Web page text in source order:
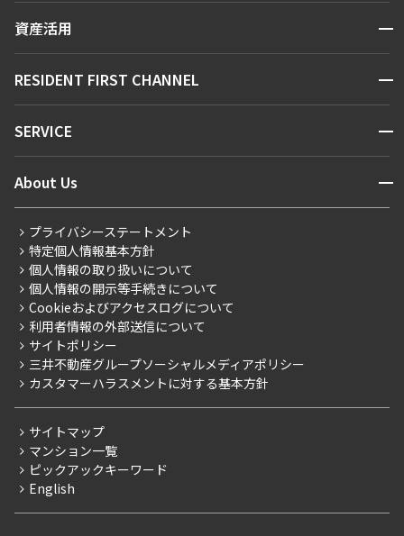
新着情報から探す
新着募集情報
こだわりから探す
こだわり一覧
プレミアムマンション
新築
当社限定（港区・渋谷区）
当社限定（港区・渋谷区以外）
三井不動産企画
賃料改定
フリーレント
ペット可
お問い合わせ
資産活用 開閉
お問い合わせ
RESIDENT FIRST CHANNEL 開閉
マンションレポート
住まいのコラム
SERVICE 開閉
会員ページ
ご入居・提携サービス
お部屋探しからご契約まで
よくあるご質問
社宅紹介
【仲介会社様向け】当社仲介事業部取り扱い物件入居申込
About Us 開閉
会社情報
事業案内
採用情報
ニュースリリース
お問い合わせ
プライバシーステートメント
特定個人情報基本方針
個人情報の取り扱いについて
個人情報の開示等手続きについて
Cookieおよびアクセスログについて
利用者情報の外部送信について
サイトポリシー
三井不動産グループソーシャルメディアポリシー
カスタマーハラスメントに対する基本方針
サイトマップ
マンション一覧
ピックアックキーワード
English